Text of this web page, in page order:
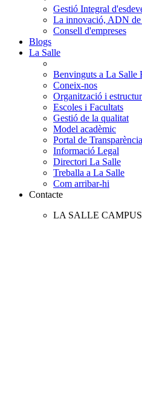
Gestió Integral
La innovació, ADN
Consell d'empreses
Blogs
La Salle
Benvinguts a La Salle
Coneix-nos
Organització i
Escoles i Facultats
Gestió de la qualitat
Model acadèmic
Portal de Transparència
Informació Legal
Directori La Salle
Treballa a La Salle
Com arribar-hi
Contacte
LA SALLE